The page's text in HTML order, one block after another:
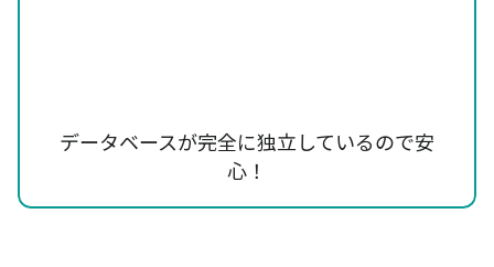
データベースが完全に独立しているので安
心！